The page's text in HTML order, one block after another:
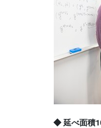
◆ 延べ面積